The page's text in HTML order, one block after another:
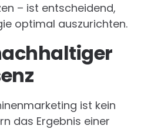
– ist entscheidend,
optimal auszurichten.
ist kein
das Ergebnis einer